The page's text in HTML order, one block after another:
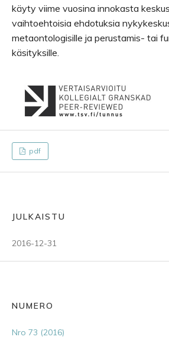
käyty viime vuosina innokasta
vaihtoehtoisia ehdotuksia
metaontologisille ja perustamis- tai
käsityksille.
pdf
JULKAISTU
2016-12-31
NUMERO
Nro 73 (2016)